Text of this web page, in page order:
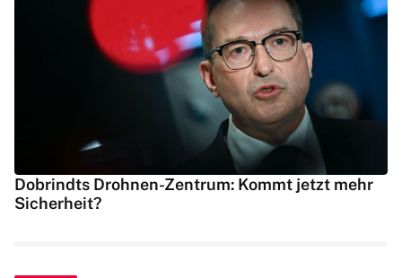
Dobrindts Drohnen-Zentrum: Kommt jetzt mehr
Sicherheit?